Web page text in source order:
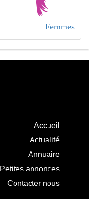
Femmes
Accueil
Actualité
Annuaire
Petites annonces
Contacter nous